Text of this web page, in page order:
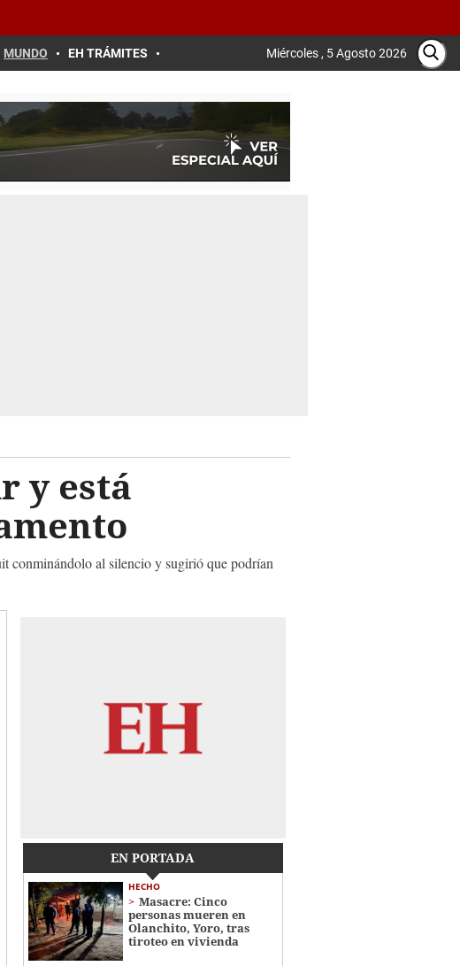
MUNDO EH TRÁMITES Miércoles , 5 Agosto 2026
y está
conminándolo al silencio y sugirió que podrían
EN PORTADA
HECHO
Masacre: Cinco
personas mueren en
Olanchito, Yoro, tras
tiroteo en vivienda